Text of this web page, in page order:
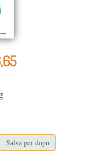
Salva per dopo